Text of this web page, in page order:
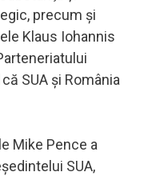
precum şi
Klaus Iohannis
SUA şi România
Mike Pence a
SUA,